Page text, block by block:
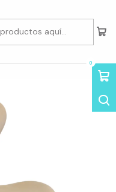
0
Silla Marta